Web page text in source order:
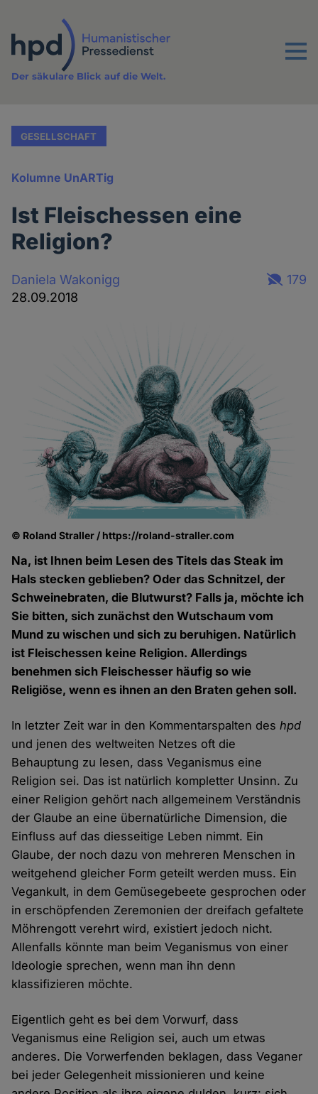
Inhalt
Menu
Der säkulare Blick auf die Welt.
GESELLSCHAFT
Kolumne UnARTig
Ist Fleischessen eine
Religion?
Daniela Wakonigg
28.09.2018
179
© Roland Straller / https://roland-straller.com
Na, ist Ihnen beim Lesen des Titels das Steak im
Hals stecken geblieben? Oder das Schnitzel, der
Schweinebraten, die Blutwurst? Falls ja, möchte ich
Sie bitten, sich zunächst den Wutschaum vom
Mund zu wischen und sich zu beruhigen. Natürlich
ist Fleischessen keine Religion. Allerdings
benehmen sich Fleischesser häufig so wie
Religiöse, wenn es ihnen an den Braten gehen soll.
In letzter Zeit war in den Kommentarspalten deshpd
und jenen des weltweiten Netzes oft die
Behauptung zu lesen, dass Veganismus eine
Religion sei. Das ist natürlich kompletter Unsinn. Zu
einer Religion gehört nach allgemeinem Verständnis
der Glaube an eine übernatürliche Dimension, die
Einfluss auf das diesseitige Leben nimmt. Ein
Glaube, der noch dazu von mehreren Menschen in
weitgehend gleicher Form geteilt werden muss. Ein
Vegankult, in dem Gemüsegebeete gesprochen oder
in erschöpfenden Zeremonien der dreifach gefaltete
Möhrengott verehrt wird, existiert jedoch nicht.
Allenfalls könnte man beim Veganismus von einer
Ideologie sprechen, wenn man ihn denn
klassifizieren möchte.
Eigentlich geht es bei dem Vorwurf, dass
Veganismus eine Religion sei, auch um etwas
anderes. Die Vorwerfenden beklagen, dass Veganer
bei jeder Gelegenheit missionieren und keine